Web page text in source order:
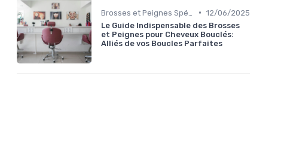
• 12/06/2025
Le Guide Indispensable des Brosses
et Peignes pour Cheveux Bouclés:
Alliés de vos Boucles Parfaites